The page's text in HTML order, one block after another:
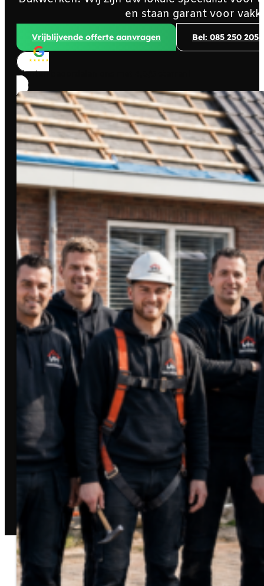
en staan garant voor
Vrijblijvende offerte aanvragen Bel: 085 250 2056
Klanten beoordelen ons met